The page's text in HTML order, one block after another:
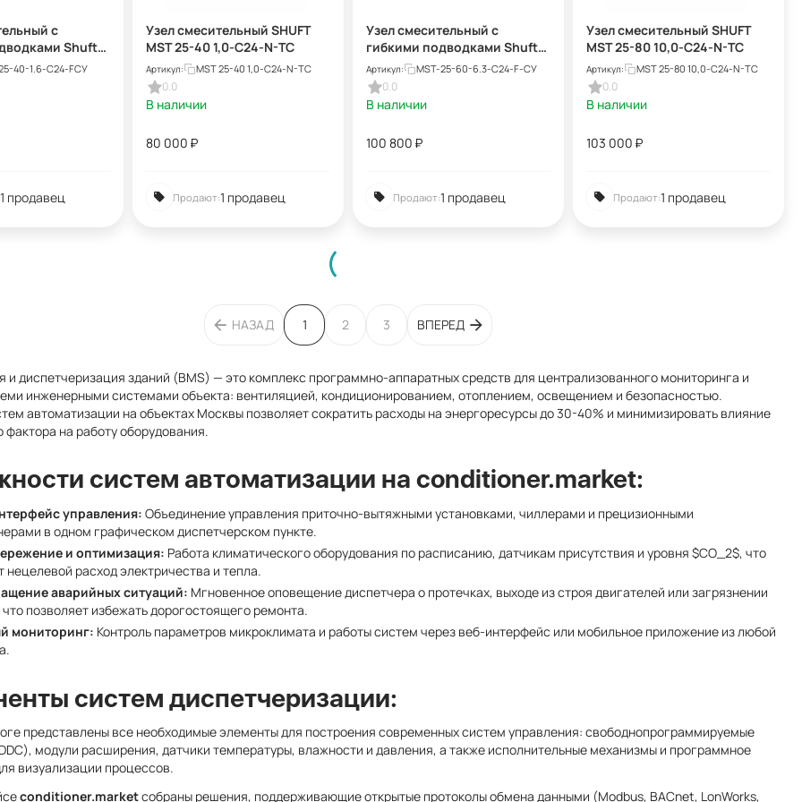
с
Shuft
C24-F-TC
40-1.6-C24-FСУ
1 продавец
Узел смесительный SHUFT
MST 25-40 1,0-C24-N-TC
Артикул: MST 25-40 1,0-C24-N-TC
0.0
В наличии
80 000 ₽
Продают:1 продавец
Узел смесительный с
гибкими подводками Shuft
MST 25-60-6,3-C24-F-TC
Артикул: MST-25-60-6.3-C24-F-СУ
0.0
В наличии
100 800 ₽
Продают:1 продавец
Узел смесительный SHUFT
MST 25-80 10,0-C24-N-TC
Артикул: MST 25-80 10,0-C24-N-TC
0.0
В наличии
103 000 ₽
Продают:1 продавец
НАЗАД 1 2 3 ВПЕРЕД
и диспетчеризация зданий (BMS) — это комплекс программно-аппаратных средств для централизованного мониторинга и
инженерными системами объекта: вентиляцией, кондиционированием, отоплением, освещением и безопасностью.
автоматизации на объектах Москвы позволяет сократить расходы на энергоресурсы до 30-40% и минимизировать влияние
фактора на работу оборудования.
систем автоматизации на conditioner.market:
управления: Объединение управления приточно-вытяжными установками, чиллерами и прецизионными
в одном графическом диспетчерском пункте.
и оптимизация: Работа климатического оборудования по расписанию, датчикам присутствия и уровня $CO_2$, что
нецелевой расход электричества и тепла.
аварийных ситуаций: Мгновенное оповещение диспетчера о протечках, выходе из строя двигателей или загрязнении
позволяет избежать дорогостоящего ремонта.
мониторинг: Контроль параметров микроклимата и работы систем через веб-интерфейс или мобильное приложение из любой
систем диспетчеризации:
представлены все необходимые элементы для построения современных систем управления: свободнопрограммируемые
модули расширения, датчики температуры, влажности и давления, а также исполнительные механизмы и программное
визуализации процессов.
conditioner.marketсобраны решения, поддерживающие открытые протоколы обмена данными (Modbus, BACnet, LonWorks,